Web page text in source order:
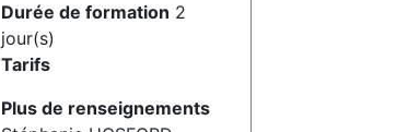
Durée de formation 2
jour(s)
Tarifs
Plus de renseignements